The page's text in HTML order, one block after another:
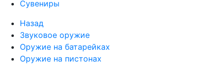
Сувениры
Назад
Звуковое оружие
Оружие на батарейках
Оружие на пистонах